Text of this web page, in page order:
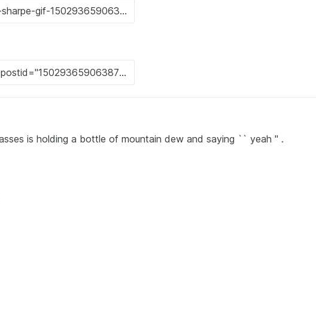
is holding a bottle of mountain dew and saying `` yeah '' .